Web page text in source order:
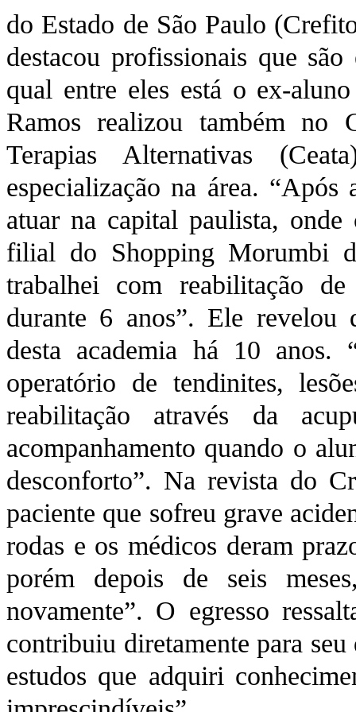
do Estado de São Paulo
destacou profissionais que
qual entre eles está o ex-
Ramos realizou também no
Terapias Alternativas
especialização na área.
atuar na capital paulista,
filial do Shopping Morumbi
trabalhei com reabilitação
durante 6 anos”. Ele revelou
desta academia há 10
operatório de tendinites,
reabilitação através da
acompanhamento quando o
desconforto”. Na revista do
paciente que sofreu grave
rodas e os médicos deram
porém depois de seis
novamente”. O egresso
contribuiu diretamente para
estudos que adquiri